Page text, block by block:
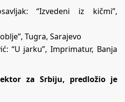
“Izvedeni iz kičmi”,
Tugra, Sarajevo
“U jarku”, Imprimatur, Banja
za Srbiju, predložio je